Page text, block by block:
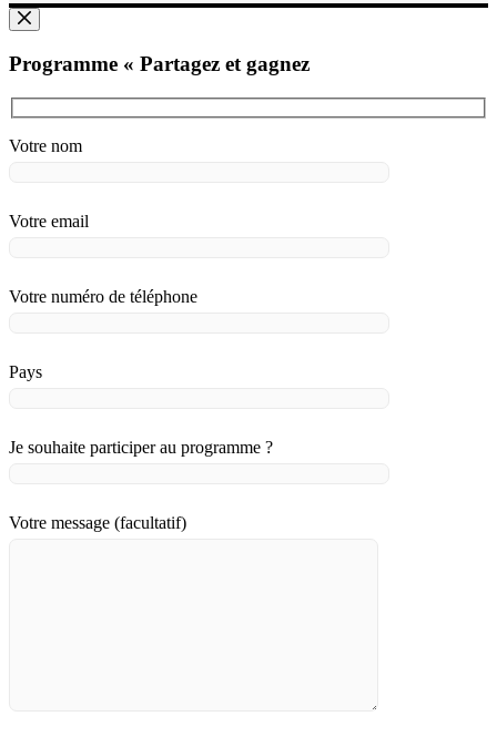
Programme « Partagez et gagnez
Votre nom
Votre email
Votre numéro de téléphone
Pays
Je souhaite participer au programme ?
Votre message (facultatif)